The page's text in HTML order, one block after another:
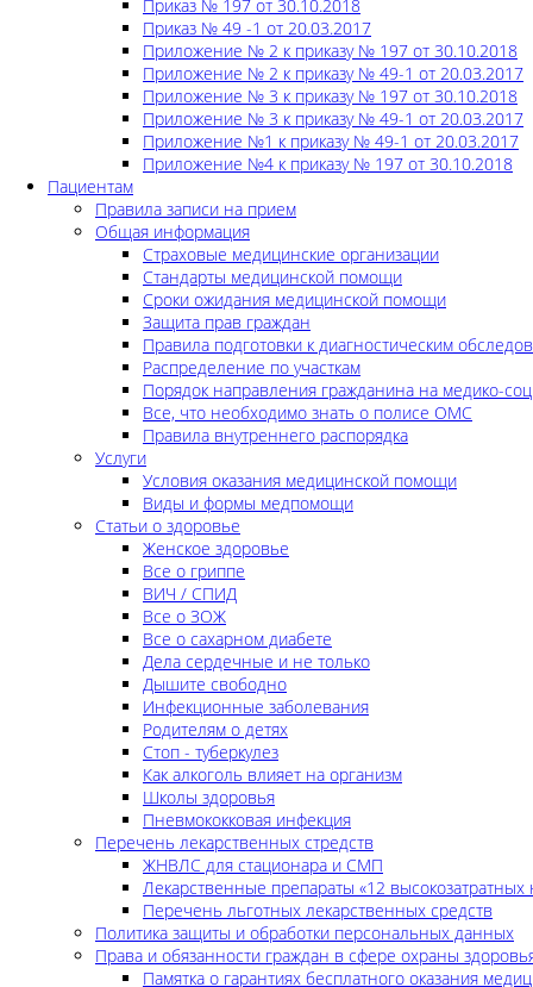
Приказ № 197 от 30.10.2018
Приказ № 49 -1 от 20.03.2017
Приложение № 2 к приказу № 197 от 30.10.2018
Приложение № 2 к приказу № 49-1 от 20.03.2017
Приложение № 3 к приказу № 197 от 30.10.2018
Приложение № 3 к приказу № 49-1 от 20.03.2017
Приложение №1 к приказу № 49-1 от 20.03.2017
Приложение №4 к приказу № 197 от 30.10.2018
Пациентам
Правила записи на прием
Общая информация
Страховые медицинские организации
Стандарты медицинской помощи
Сроки ожидания медицинской помощи
Защита прав граждан
Правила подготовки к диагностическим
Распределение по участкам
Порядок направления гражданина на медико-
Все, что необходимо знать о полисе ОМС
Правила внутреннего распорядка
Услуги
Условия оказания медицинской помощи
Виды и формы медпомощи
Статьи о здоровье
Женское здоровье
Все о гриппе
ВИЧ / СПИД
Все о ЗОЖ
Все о сахарном диабете
Дела сердечные и не только
Дышите свободно
Инфекционные заболевания
Родителям о детях
Стоп - туберкулез
Как алкоголь влияет на организм
Школы здоровья
Пневмококковая инфекция
Перечень лекарственных стредств
ЖНВЛС для стационара и СМП
Лекарственные препараты «12 высокозатратных
Перечень льготных лекарственных средств
Политика защиты и обработки персональных данных
Права и обязанности граждан в сфере охраны
Памятка о гарантиях бесплатного оказания